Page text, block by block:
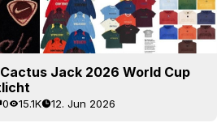
Jack 2026 World Cup
0 15.1K 12. Jun 2026